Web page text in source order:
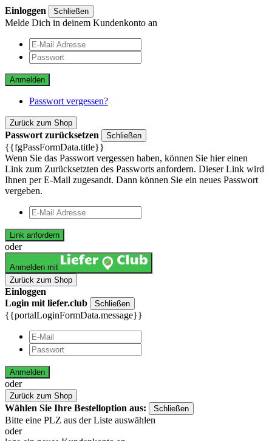
Einloggen Schließen
Melde Dich in deinem Kundenkonto an
Anmelden
Passwort vergessen?
Zurück zum Shop
Passwort zurücksetzen Schließen
{{fgPassFormData.title}}
Wenn Sie das Passwort vergessen haben, können Sie hier einen
Link zum Zurücksetzten des Passworts anfordern. Dieser Link wird
Ihnen per E-Mail zugesandt. Dann können Sie ein neues Passwort
vergeben.
Link anfordern
oder
Anmelden mit
Zurück zum Shop
Einloggen
Login mit liefer.club
Schließen
{{portalLoginFormData.message}}
Anmelden
oder
Zurück zum Shop
Wählen Sie Ihre Bestelloption aus: Schließen
Bitte eine PLZ aus der Liste auswählen
oder